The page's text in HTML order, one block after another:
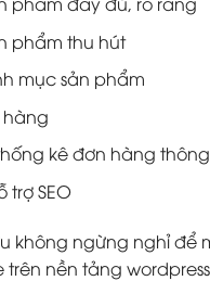
phẩm thu hút
mục sản phẩm
hàng
kê đơn hàng
trợ SEO
không ngừng nghỉ để
trên nền tảng